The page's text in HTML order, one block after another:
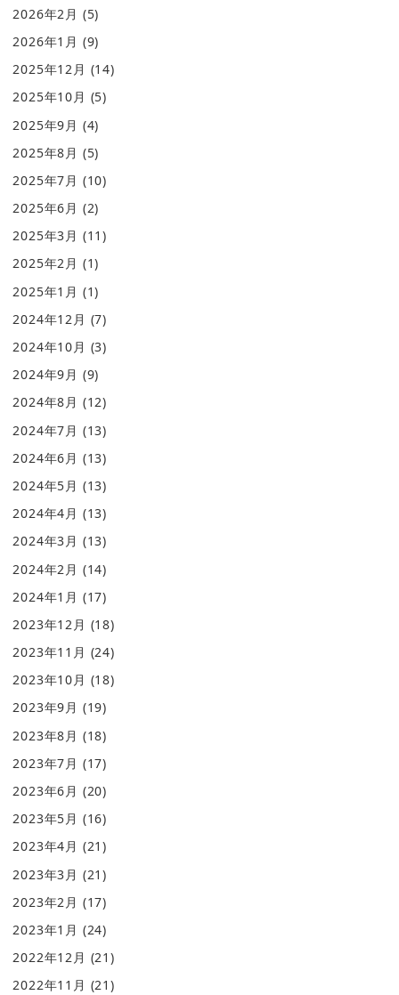
2026年2月 (5)
2026年1月 (9)
2025年12月 (14)
2025年10月 (5)
2025年9月 (4)
2025年8月 (5)
2025年7月 (10)
2025年6月 (2)
2025年3月 (11)
2025年2月 (1)
2025年1月 (1)
2024年12月 (7)
2024年10月 (3)
2024年9月 (9)
2024年8月 (12)
2024年7月 (13)
2024年6月 (13)
2024年5月 (13)
2024年4月 (13)
2024年3月 (13)
2024年2月 (14)
2024年1月 (17)
2023年12月 (18)
2023年11月 (24)
2023年10月 (18)
2023年9月 (19)
2023年8月 (18)
2023年7月 (17)
2023年6月 (20)
2023年5月 (16)
2023年4月 (21)
2023年3月 (21)
2023年2月 (17)
2023年1月 (24)
2022年12月 (21)
2022年11月 (21)